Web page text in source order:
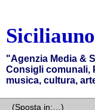
"Agenzia Media &
Consigli comunali,
musica, cultura,